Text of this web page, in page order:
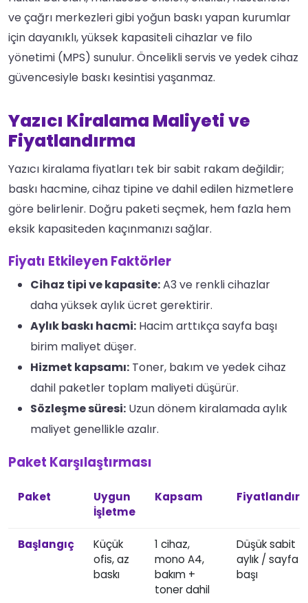
ve çağrı merkezleri gibi yoğun baskı yapan kurumlar
için dayanıklı, yüksek kapasiteli cihazlar ve filo
yönetimi (MPS) sunulur. Öncelikli servis ve yedek cihaz
güvencesiyle baskı kesintisi yaşanmaz.
Yazıcı Kiralama Maliyeti ve
Fiyatlandırma
Yazıcı kiralama fiyatları tek bir sabit rakam değildir;
baskı hacmine, cihaz tipine ve dahil edilen hizmetlere
göre belirlenir. Doğru paketi seçmek, hem fazla hem
eksik kapasiteden kaçınmanızı sağlar.
Fiyatı Etkileyen Faktörler
Cihaz tipi ve kapasite:A3 ve renkli cihazlar
daha yüksek aylık ücret gerektirir.
Aylık baskı hacmi: Hacim arttıkça sayfa başı
birim maliyet düşer.
Hizmet kapsamı: Toner, bakım ve yedek cihaz
dahil paketler toplam maliyeti düşürür.
Sözleşme süresi: Uzun dönem kiralamada aylık
maliyet genellikle azalır.
Paket Karşılaştırması
Paket
Uygun
İşletme
Kapsam
Başlangıç
Küçük
ofis, az
baskı
1 cihaz,
mono A4,
bakım +
toner dahil
Düşük sabit
aylık / sayfa
başı